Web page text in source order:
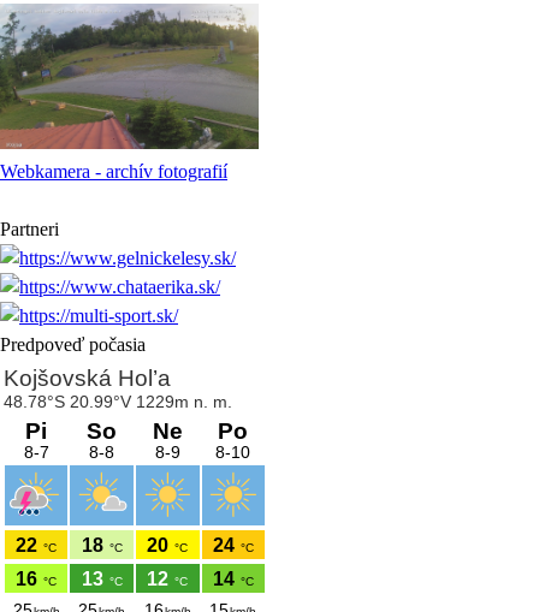
Webkamera - archív fotografií
Partneri
Predpoveď počasia